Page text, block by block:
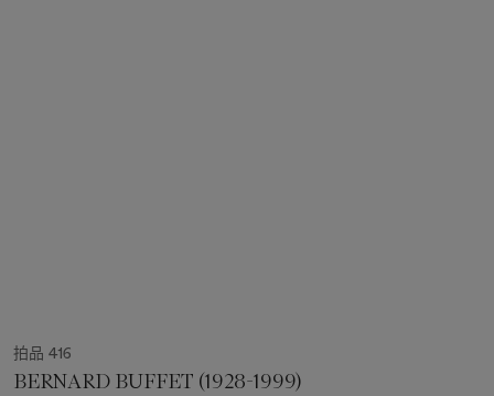
拍品 416
BERNARD BUFFET (1928-1999)